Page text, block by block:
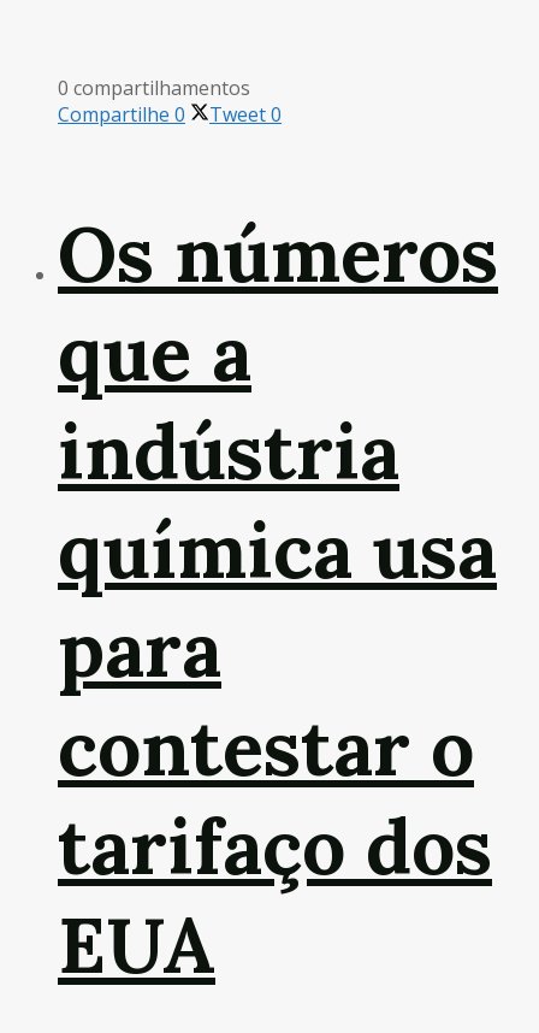
0 compartilhamentos
Compartilhe 0 Tweet0
Os números
que a
indústria
química usa
para
contestar o
tarifaço dos
EUA